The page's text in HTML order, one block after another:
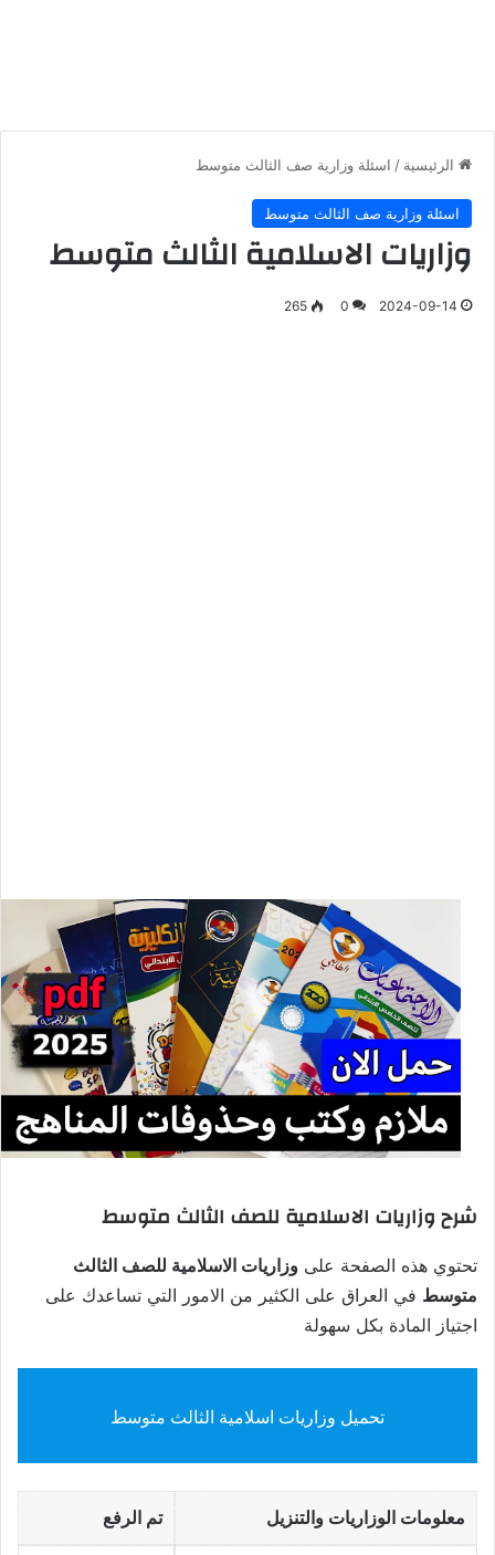
الرئيسية / اسئلة وزارية صف الثالث متوسط
اسئلة وزارية صف الثالث متوسط
وزاريات الاسلامية الثالث متوسط
2024-09-14
0
265
شرح وزاريات الاسلامية للصف الثالث متوسط
تحتوي هذه الصفحة على وزاريات الاسلامية للصف الثالث
متوسط في العراق على الكثير من الامور التي تساعدك على
اجتياز المادة بكل سهولة
تحميل وزاريات اسلامية الثالث متوسط
معلومات الوزاريات والتنزيل تم الرفع